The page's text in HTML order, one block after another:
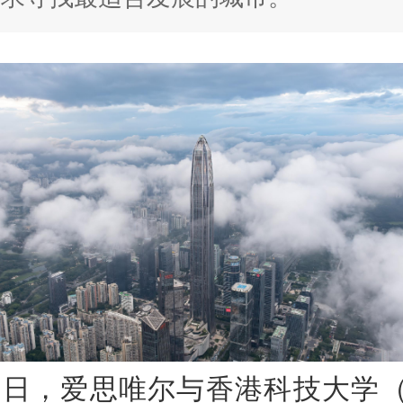
，爱思唯尔与香港科技大学